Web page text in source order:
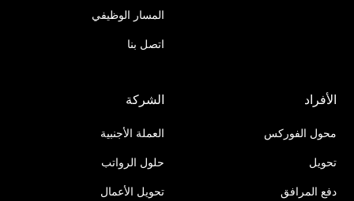
المسار الوظيفي
اتصل بنا
الأفراد
محول الفوركس
تحويل
دفع المرافق
الشركة
العملة الأجنبية
حلول الرواتب
تحويل الأعمال